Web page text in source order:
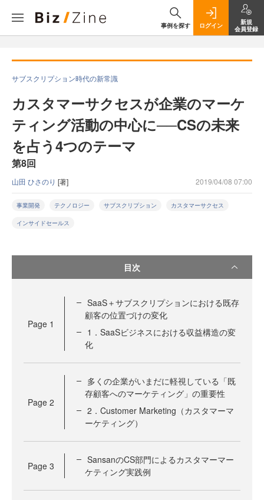
事例を探す ログイン
新規
会員登録
サブスクリプション時代の新常識
カスタマーサクセスが企業のマーケ
ティング活動の中心に──CSの未来
を占う4つのテーマ
第8回
山田 ひさのり [著] 2019/04/08 07:00
事業開発 テクノロジー サブスクリプション カスタマーサクセス
インサイドセールス
目次
Page 1
SaaS＋サブスクリプションにおける既存
顧客の位置づけの変化
1．SaaSビジネスにおける収益構造の変
化
Page 2
多くの企業がいまだに軽視している「既
存顧客へのマーケティング」の重要性
2．Customer Marketing（カスタマーマ
ーケティング）
Page 3
SansanのCS部門によるカスタマーマー
ケティング実践例